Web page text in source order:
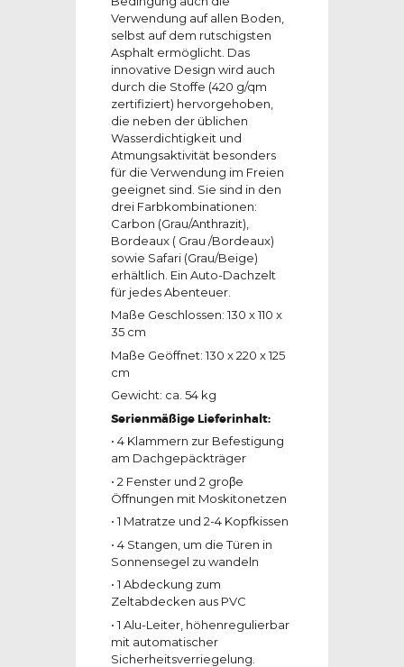
Verwendung auf allen Boden,
selbst auf dem rutschigsten
Asphalt ermöglicht. Das
innovative Design wird auch
durch die Stoffe (420 g/qm
zertifiziert) hervorgehoben,
die neben der üblichen
Wasserdichtigkeit und
Atmungsaktivität besonders
für die Verwendung im Freien
geeignet sind. Sie sind in den
drei Farbkombinationen:
Carbon (Grau/Anthrazit),
Bordeaux ( Grau /Bordeaux)
sowie Safari (Grau/Beige)
erhältlich. Ein Auto-Dachzelt
für jedes Abenteuer.
Maße Geschlossen: 130 x 110 x
35 cm
Maße Geöffnet: 130 x 220 x 125
cm
Gewicht: ca. 54 kg
Serienmäßige Lieferinhalt:
• 4 Klammern zur Befestigung
am Dachgepäckträger
• 2 Fenster und 2 groβe
Öffnungen mit Moskitonetzen
• 1 Matratze und 2-4 Kopfkissen
• 4 Stangen, um die Türen in
Sonnensegel zu wandeln
• 1 Abdeckung zum
Zeltabdecken aus PVC
• 1 Alu-Leiter, höhenregulierbar
mit automatischer
Sicherheitsverriegelung.